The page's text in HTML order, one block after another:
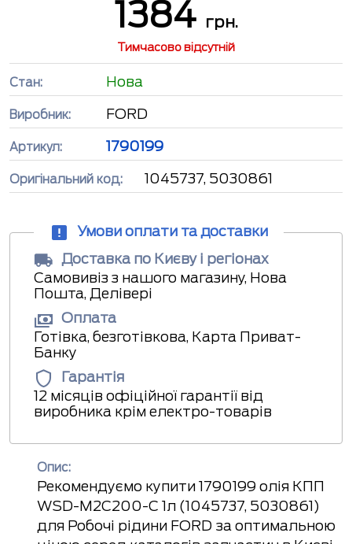
1384 грн.
Тимчасово відсутній
Стан: Нова
Виробник: FORD
Артикул: 1790199
Оригінальний код: 1045737, 5030861
Умови оплати та доставки
Доставка по Києву і регіонах
Самовивіз з нашого магазину, Нова
Пошта, Делівері
Оплата
Готівка, безготівкова, Карта Приват-
Банку
Гарантія
12 місяців офіційної гарантії від
виробника крім електро-товарів
Опис:
Рекомендуємо купити 1790199 олія КПП
WSD-M2C200-C 1л (1045737, 5030861)
для Робочі рідини FORD за оптимальною